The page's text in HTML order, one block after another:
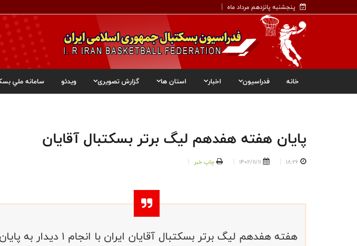
پنجشنبه پانزدهم مرداد ماه
خانه فدراسیون اخبار استان ها گزارش تصویری ویدئو سامانه ملي
پایان هفته هفدهم لیگ برتر بسکتبال آقایان
18:26
1402/11/11 چاپ خبر
هفته هفدهم لیگ برتر بسکتبال آقایان ایران با انجام ۱ دیدار به پایان رسید.